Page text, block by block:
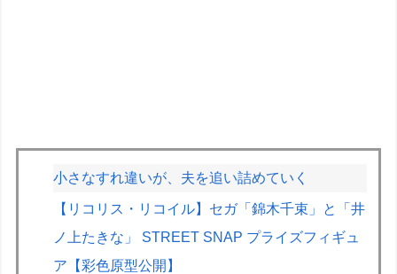
小さなすれ違いが、夫を追い詰めていく
【リコリス・リコイル】セガ「錦木千束」と「井
ノ上たきな」 STREET SNAP プライズフィギュ
ア【彩色原型公開】